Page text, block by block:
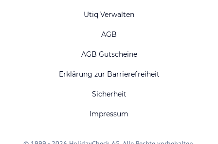
Utiq Verwalten
AGB
AGB Gutscheine
Erklärung zur Barrierefreiheit
Sicherheit
Impressum